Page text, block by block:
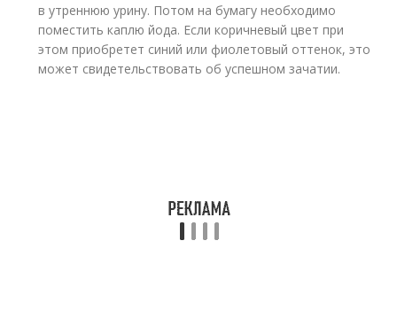
в утреннюю урину. Потом на бумагу необходимо
поместить каплю йода. Если коричневый цвет при
этом приобретет синий или фиолетовый оттенок, это
может свидетельствовать об успешном зачатии.